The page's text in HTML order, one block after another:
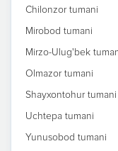
Chilonzor tumani
Mirobod tumani
Mirzo-Ulug'bek
Olmazor tumani
Shayxontohur tumani
Uchtepa tumani
Yunusobod tumani